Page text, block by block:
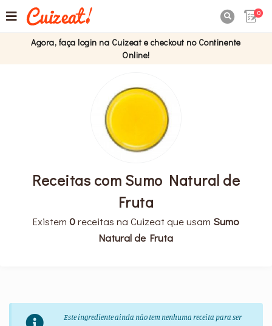
0
Agora, faça login na Cuizeat e checkout no Continente
Online!
Receitas com Sumo Natural de
Fruta
Existem 0receitas na Cuizeat que usam Sumo
Natural de Fruta
Este ingrediente ainda não tem nenhuma receita para ser